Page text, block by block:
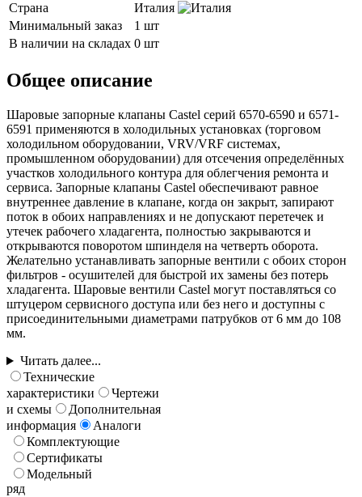
Страна
Италия
Минимальный заказ
1 шт
В наличии на складах 0 шт
Общее описание
Шаровые запорные клапаны Castel серий 6570-6590 и 6571-
6591 применяются в холодильных установках (торговом
холодильном оборудовании, VRV/VRF системах,
промышленном оборудовании) для отсечения определённых
участков холодильного контура для облегчения ремонта и
сервиса. Запорные клапаны Castel обеспечивают равное
внутреннее давление в клапане, когда он закрыт, запирают
поток в обоих направлениях и не допускают перетечек и
утечек рабочего хладагента, полностью закрываются и
открываются поворотом шпинделя на четверть оборота.
Желательно устанавливать запорные вентили с обоих сторон
фильтров - осушителей для быстрой их замены без потерь
хладагента. Шаровые вентили Castel могут поставляться со
штуцером сервисного доступа или без него и доступны с
присоединительными диаметрами патрубков от 6 мм до 108
мм.
Читать далее...
Технические
характеристики
Чертежи
и схемы
Дополнительная
информация
Аналоги
Комплектующие
Сертификаты
Модельный
ряд